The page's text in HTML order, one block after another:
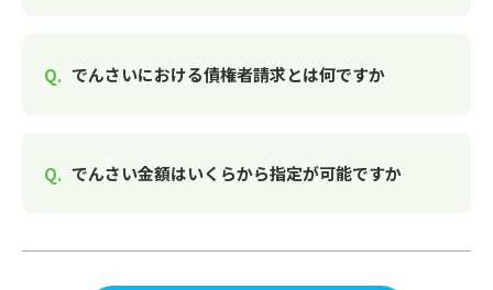
でんさいにおける債権者請求とは何ですか
でんさい金額はいくらから指定が可能ですか